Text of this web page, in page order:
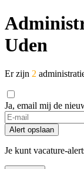
Uden
Er zijn 2
Ja, email mij de
Alert opslaan
Je kunt vacature-